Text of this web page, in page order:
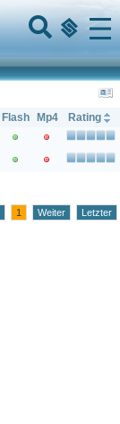
Menu
Flash Mp4
Rating
1 Weiter Letzter